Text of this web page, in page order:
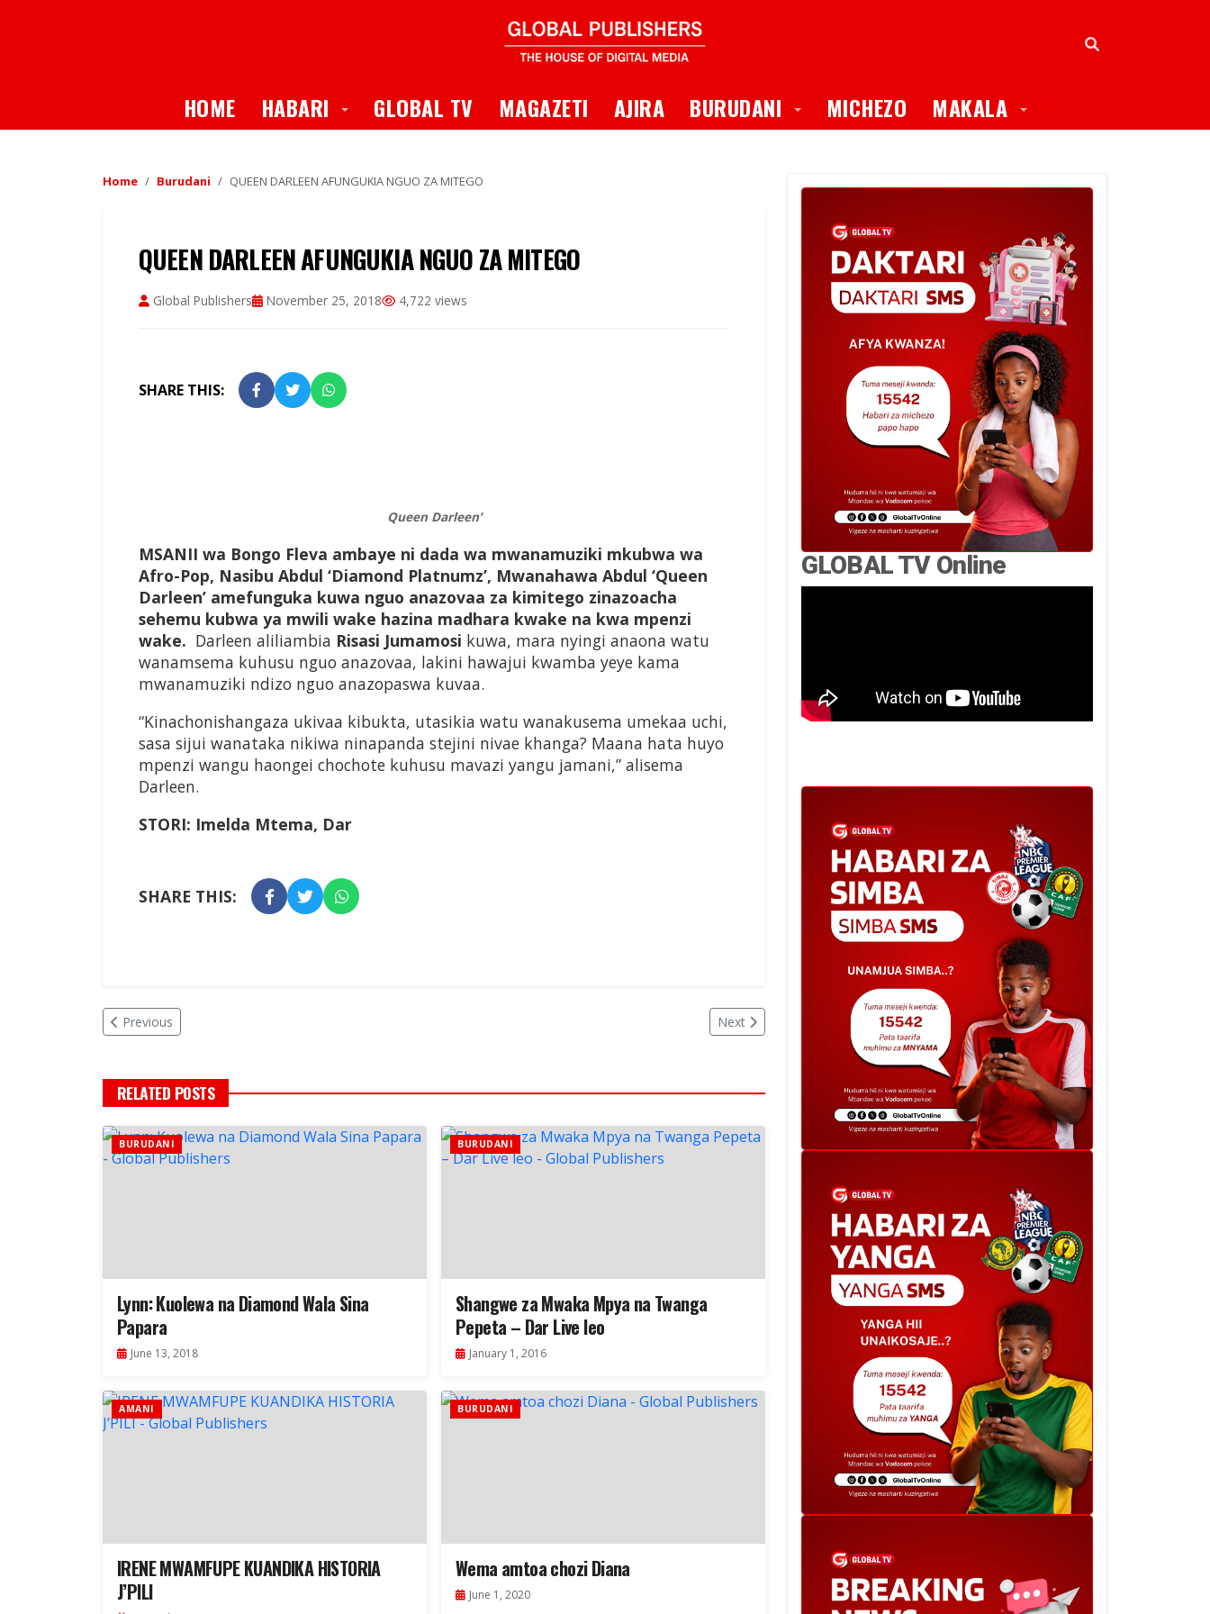
HOME HABARI Toggle Dropdown
GLOBAL TV MAGAZETI AJIRA BURUDANI Toggle Dropdown
MICHEZO MAKALA Toggle Dropdown
Home Burudani QUEEN DARLEEN AFUNGUKIA NGUO ZA MITEGO
QUEEN DARLEEN AFUNGUKIA NGUO ZA MITEGO
Global Publishers November 25, 2018 4,722 views
SHARE THIS:
Queen Darleen’
MSANII wa Bongo Fleva ambaye ni dada wa mwa­namuziki mkubwa wa
Afro-Pop, Na­sibu Abdul ‘Diamond Platnumz’, Mwana­hawa Ab­dul ‘Queen
Darleen’ amefun­guka kuwa nguo anazovaa za kimitego zinazoacha
sehemu kubwa ya mwili wake hazina madhara kwake na kwa mpen­zi
wake. Darleen aliliambia Risasi Jumamosi kuwa, mara nyingi anaona watu
wanamse­ma kuhusu nguo anazovaa, lakini hawajui kwamba yeye kama
mwanamuz­iki ndizo nguo anazo­paswa kuvaa.
“Kinach­onishangaza ukivaa kibukta, utasikia watu wanakusema umekaa uchi,
sasa sijui wa­nataka nikiwa ninapanda stejini nivae khanga? Maana hata huyo
mpenzi wangu haongei chochote kuhusu mavazi yangu jamani,” alisema
Darleen.
STORI: Imelda Mtema, Dar
SHARE THIS:
Previous Next
RELATED POSTS
BURUDANI
Lynn: Kuolewa na Diamond Wala Sina
Papara
June 13, 2018
BURUDANI
Shangwe za Mwaka Mpya na Twanga
Pepeta – Dar Live leo
January 1, 2016
AMANI
IRENE MWAMFUPE KUANDIKA HISTORIA
J’PILI
BURUDANI
Wema amtoa chozi Diana
June 1, 2020
GLOBAL TV Online